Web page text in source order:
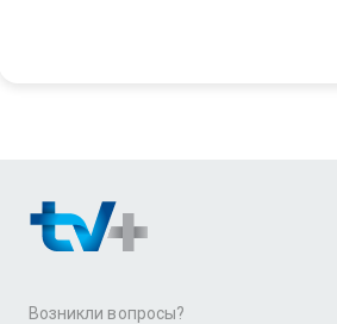
Возникли вопросы?